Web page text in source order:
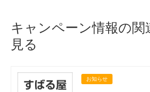
キャンペーン情報の関
見る
お知らせ